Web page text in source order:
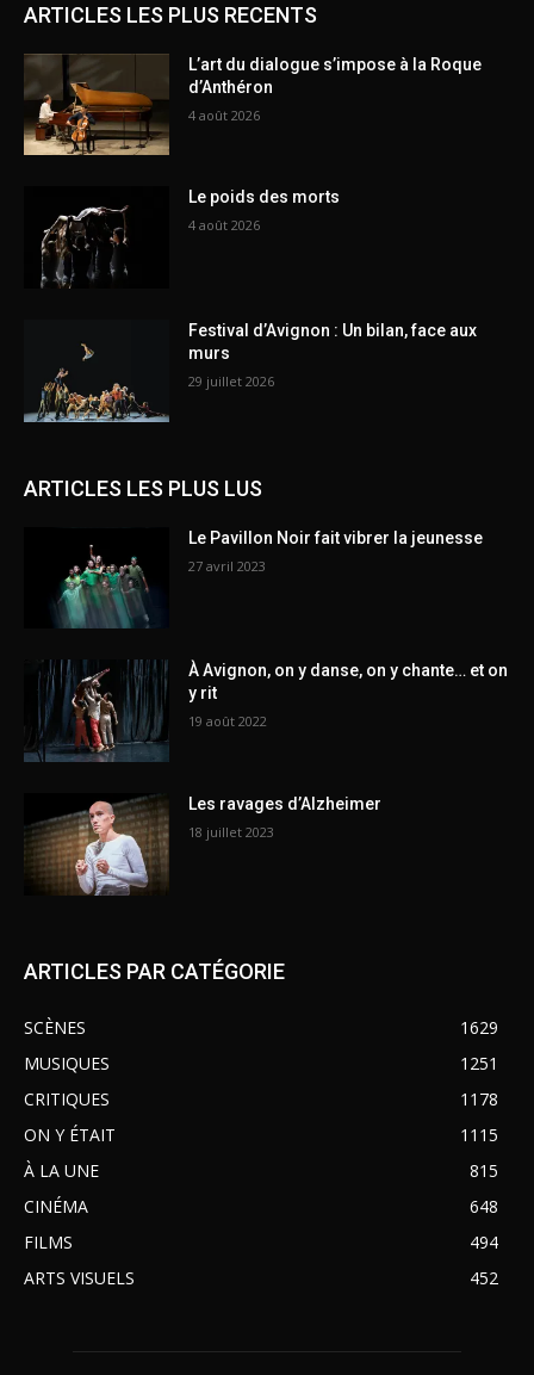
ARTICLES LES PLUS RECENTS
L’art du dialogue s’impose à la Roque
d’Anthéron
4 août 2026
Le poids des morts
4 août 2026
Festival d’Avignon : Un bilan, face aux
murs
29 juillet 2026
ARTICLES LES PLUS LUS
Le Pavillon Noir fait vibrer la jeunesse
27 avril 2023
À Avignon, on y danse, on y chante… et on
y rit
19 août 2022
Les ravages d’Alzheimer
18 juillet 2023
ARTICLES PAR CATÉGORIE
SCÈNES
1629
MUSIQUES
1251
CRITIQUES
1178
ON Y ÉTAIT
1115
À LA UNE
815
CINÉMA
648
FILMS
494
ARTS VISUELS
452